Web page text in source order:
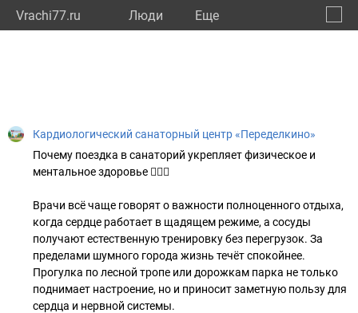
Vrachi77.ru Люди Eще
Кардиологический санаторный центр «Переделкино»
Почему поездка в санаторий укрепляет физическое и
ментальное здоровье 🧘🏼‍♀
Врачи всё чаще говорят о важности полноценного отдыха,
когда сердце работает в щадящем режиме, а сосуды
получают естественную тренировку без перегрузок. За
пределами шумного города жизнь течёт спокойнее.
Прогулка по лесной тропе или дорожкам парка не только
поднимает настроение, но и приносит заметную пользу для
сердца и нервной системы.